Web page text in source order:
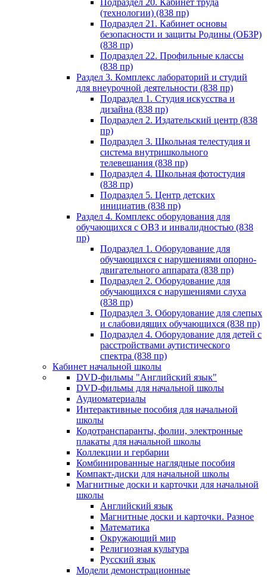
(технологии) (838 пр)
Подраздел 21. Кабинет основы
безопасности и защиты Родины (ОБЗР)
(838 пр)
Подраздел 22. Профильные классы
(838 пр)
Раздел 3. Комплекс лабораторий и студий
для внеурочной деятельности (838 пр)
Подраздел 1. Студия искусства и
дизайна (838 пр)
Подраздел 2. Издательский центр (838
пр)
Подраздел 3. Школьная телестудия и
система внутришкольного
телевещания (838 пр)
Подраздел 4. Школьная фотостудия
(838 пр)
Подраздел 5. Центр детских
инициатив (838 пр)
Раздел 4. Комплекс оборудования для
обучающихся с ОВЗ и инвалидностью (838
пр)
Подраздел 1. Оборудование для
обучающихся с нарушениями опорно-
двигательного аппарата (838 пр)
Подраздел 2. Оборудование для
обучающихся с нарушениями слуха
(838 пр)
Подраздел 3. Оборудование для слепых
и слабовидящих обучающихся (838 пр)
Подраздел 4. Оборудование для детей с
расстройствами аутистического
спектра (838 пр)
Кабинет начальной школы
DVD-фильмы "Английский язык"
DVD-фильмы для начальной школы
Аудиоматериалы
Интерактивные пособия для начальной
школы
Кодотранспаранты, фолии, электронные
плакаты для начальной школы
Коллекции и гербарии
Комбинированные наглядные пособия
Компакт-диски для начальной школы
Магнитные доски и карточки для начальной
школы
Английский язык
Магнитные доски и карточки. Разное
Математика
Окружающий мир
Религиозная культура
Русский язык
Модели демонстрационные